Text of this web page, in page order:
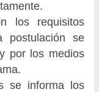
los requisitos
postulación se
por los medios
se informa los